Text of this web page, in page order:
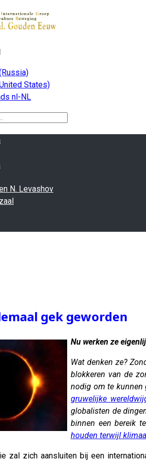
N. Levashov
gek geworden
Nu werken ze
Wat denken ze?
blokkeren van de
nodig om te kunnen
gruwelijke
globalisten de
binnen een bereik
houden terwijl
zal zich aansluiten bij een